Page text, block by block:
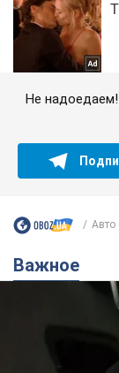
Не
Авто
Важное